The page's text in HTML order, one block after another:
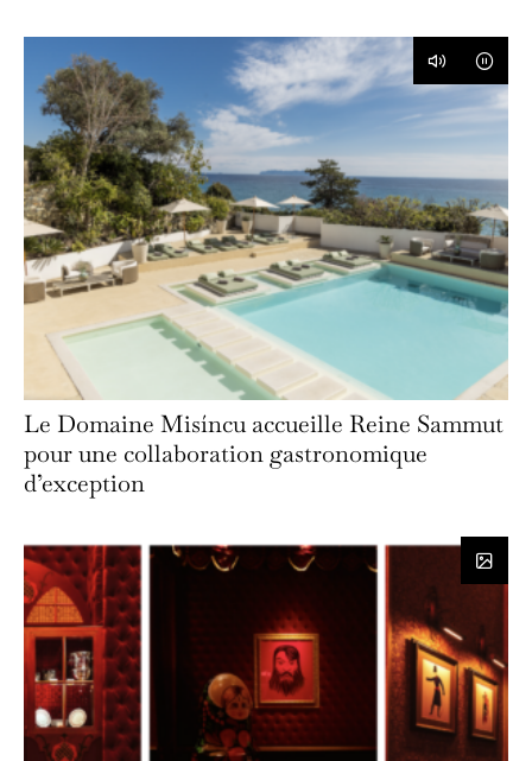
Le Domaine Misíncu accueille Reine Sammut
pour une collaboration gastronomique
d’exception